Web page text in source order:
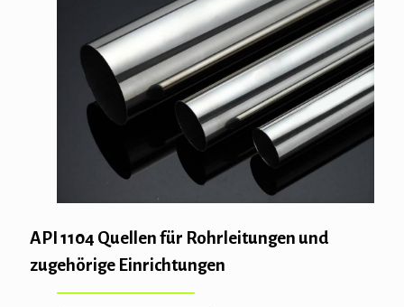
API 1104 Quellen für Rohrleitungen und
zugehörige Einrichtungen